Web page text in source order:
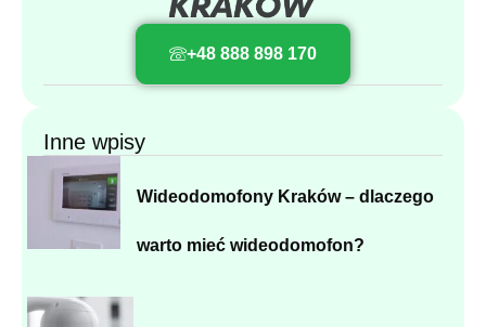
+48 888 898 170
Inne wpisy
Wideodomofony Kraków – dlaczego
warto mieć wideodomofon?